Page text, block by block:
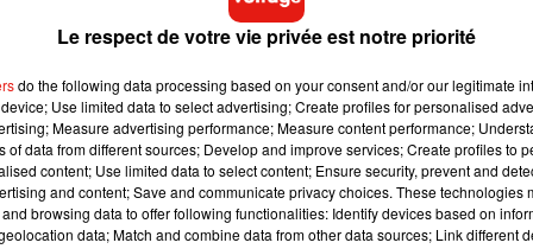
dépenses. En moyenne, en France, passer le permis
jusqu’à 2140 €. En en prime, vous avez plus d’une une
pour retenter vote chance. Mais, bonne nouvelle, la semaine
du coût du permis. Cette annonce intervient alors que la
du cout dupermis de conduire? Tout d’abord, le chef de l’état
l’enseignement scolaire. L’examen du code se passerait
Le respect de votre vie privée est notre priorité
do the following data processing based on your consent and/or our legitimate
Use limited data to select advertising; Create profiles for personalised
Measure advertising performance; Measure content performance;
of data from different sources; Develop and improve services; Create profiles to
content; Use limited data to select content; Ensure security, prevent and
and content; Save and communicate privacy choices. These technologies
browsing data to offer following functionalities: Identify devices based on
data; Match and combine data from other data sources; Link different